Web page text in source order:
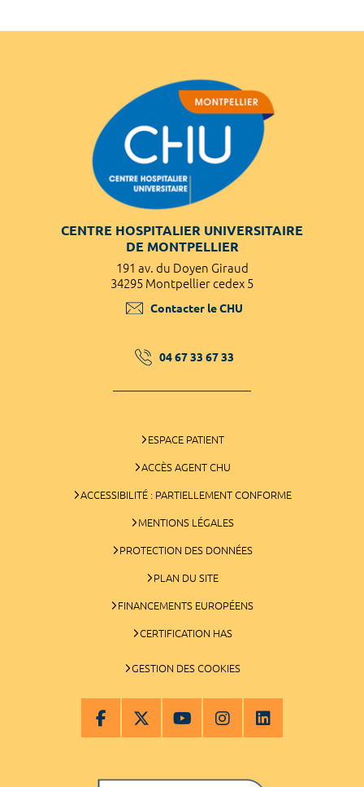
CENTRE HOSPITALIER UNIVERSITAIRE
DE MONTPELLIER
191 av. du Doyen Giraud
34295 Montpellier cedex 5
Contacter le CHU
04 67 33 67 33
ESPACE PATIENT
ACCÈS AGENT CHU
ACCESSIBILITÉ : PARTIELLEMENT CONFORME
MENTIONS LÉGALES
PROTECTION DES DONNÉES
PLAN DU SITE
FINANCEMENTS EUROPÉENS
CERTIFICATION HAS
GESTION DES COOKIES